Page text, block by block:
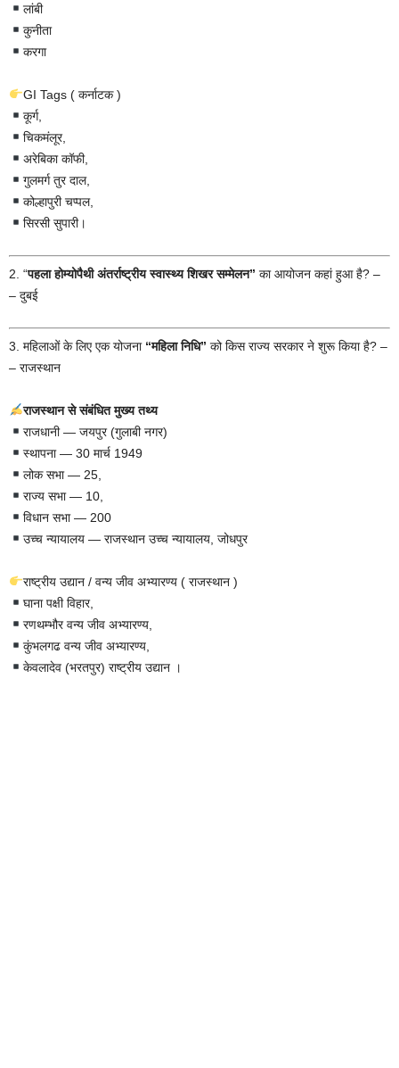
लांबी
कुनीता
करगा
GI Tags ( कर्नाटक )
कूर्ग,
चिकमंलूर,
अरेबिका कॉफी,
गुलमर्ग तुर दाल,
कोल्हापुरी चप्पल,
सिरसी सुपारी।
2. “पहला होम्योपैथी अंतर्राष्ट्रीय स्वास्थ्य शिखर सम्मेलन” का आयोजन कहां हुआ है? –
– दुबई
3. महिलाओं के लिए एक योजना “महिला निधि” को किस राज्य सरकार ने शुरू किया है? –
– राजस्थान
राजस्थान से संबंधित मुख्य तथ्य
राजधानी — जयपुर (गुलाबी नगर)
स्थापना — 30 मार्च 1949
लोक सभा — 25,
राज्य सभा — 10,
विधान सभा — 200
उच्च न्यायालय — राजस्थान उच्च न्यायालय, जोधपुर
राष्ट्रीय उद्यान / वन्य जीव अभ्यारण्य ( राजस्थान )
घाना पक्षी विहार,
रणथम्भौर वन्य जीव अभ्यारण्य,
कुंभलगढ वन्य जीव अभ्यारण्य,
केवलादेव (भरतपुर) राष्ट्रीय उद्यान ।